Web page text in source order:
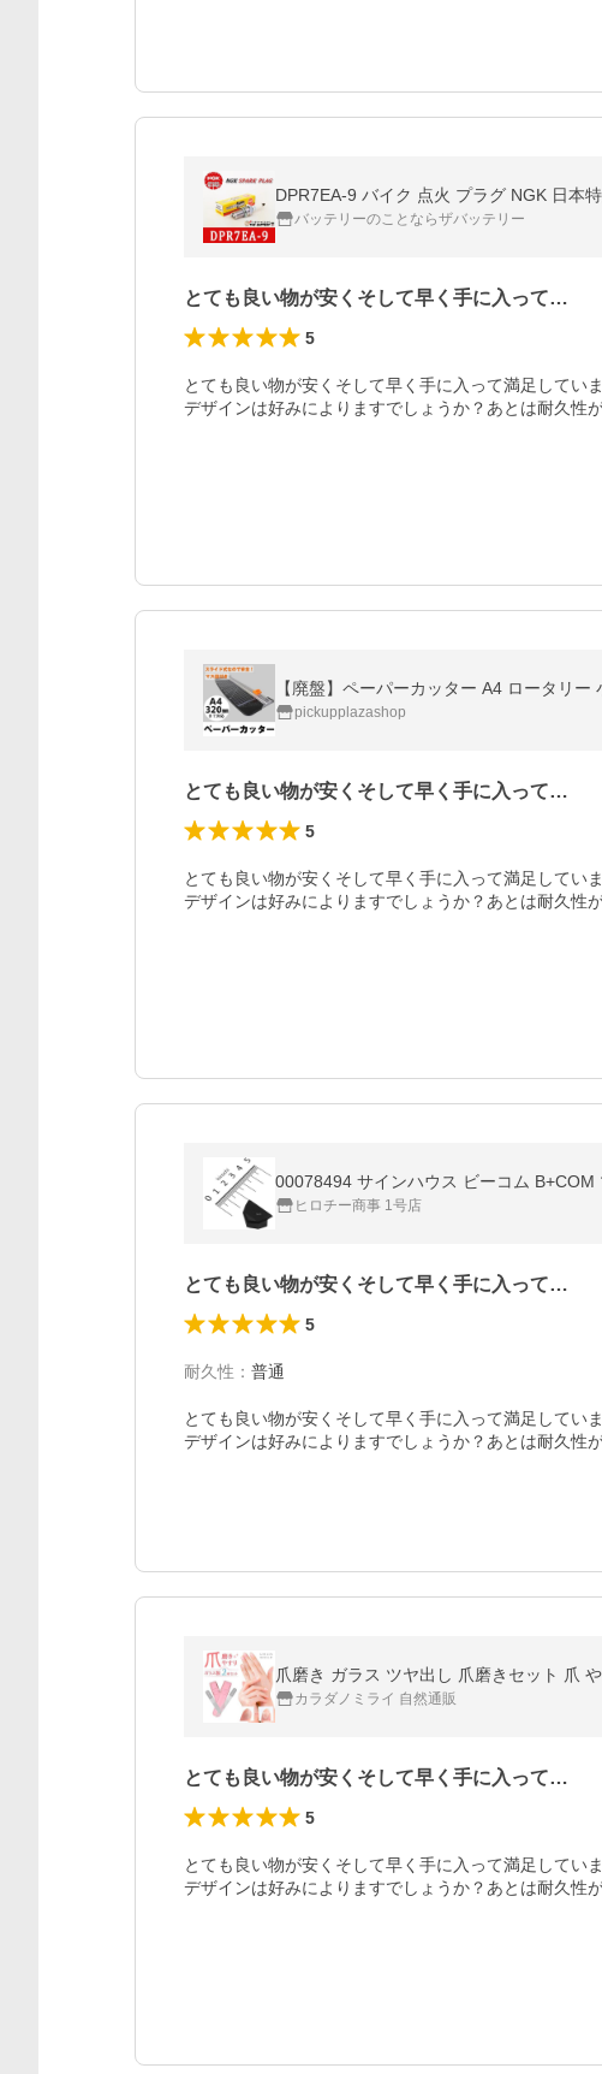
DPR7EA-9 バイク 点火 プラグ NGK 日本
バッテリーのことならザバッテリー
とても良い物が安くそして早く手に入って…
5
とても良い物が安くそして早く手に入って満足してい
デザインは好みによりますでしょうか？あとは耐久性
【廃盤】ペーパーカッター A4 ロータリ
pickupplazashop
とても良い物が安くそして早く手に入って…
5
とても良い物が安くそして早く手に入って満足してい
デザインは好みによりますでしょうか？あとは耐久性
00078494 サインハウス ビーコム
ヒロチー商事 1号店
とても良い物が安くそして早く手に入って…
5
耐久性 ： 普通
とても良い物が安くそして早く手に入って満足してい
デザインは好みによりますでしょうか？あとは耐久性
カラダノミライ 自然通販
とても良い物が安くそして早く手に入って…
5
とても良い物が安くそして早く手に入って満足してい
デザインは好みによりますでしょうか？あとは耐久性